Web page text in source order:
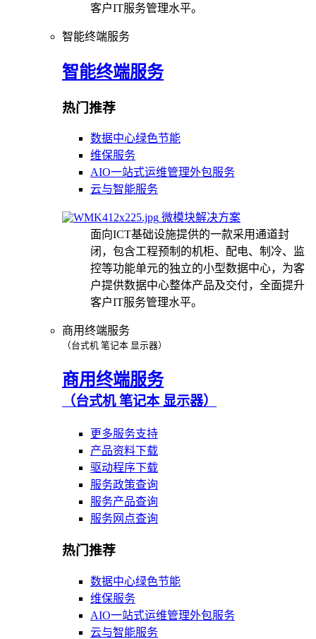
客户IT服务管理水平。
智能终端服务
智能终端服务
热门推荐
数据中心绿色节能
维保服务
AIO一站式运维管理外包服务
云与智能服务
微模块解决方案
面向ICT基础设施提供的一款采用通道封
闭，包含工程预制的机柜、配电、制冷、监
控等功能单元的独立的小型数据中心，为客
户提供数据中心整体产品及交付，全面提升
客户IT服务管理水平。
商用终端服务
（台式机 笔记本 显示器）
商用终端服务
（台式机 笔记本 显示器）
更多服务支持
产品资料下载
驱动程序下载
服务政策查询
服务产品查询
服务网点查询
热门推荐
数据中心绿色节能
维保服务
AIO一站式运维管理外包服务
云与智能服务